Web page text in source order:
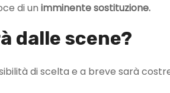
di un imminente sostituzione.
dalle scene?
di scelta e a breve sarà